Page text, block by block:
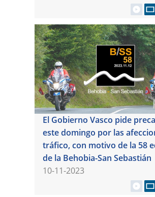
El Gobierno Vasco pide
este domingo por las
tráfico, con motivo de la 58
de la Behobia-San Sebastián
10-11-2023